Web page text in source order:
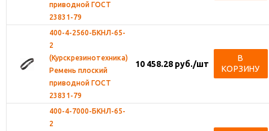
приводной ГОСТ
23831-79
400-4-2560-БКНЛ-65-
2
(Курскрезинотехника)
Ремень плоский
приводной ГОСТ
23831-79
10 458.28 руб./шт
В
КОРЗИНУ
400-4-7000-БКНЛ-65-
2